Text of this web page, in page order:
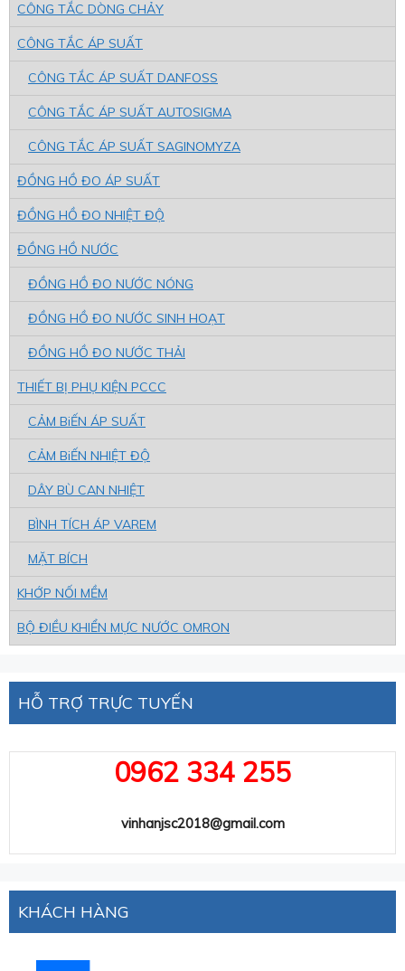
CÔNG TẮC DÒNG CHẢY
CÔNG TẮC ÁP SUẤT
CÔNG TẮC ÁP SUẤT DANFOSS
CÔNG TẮC ÁP SUẤT AUTOSIGMA
CÔNG TẮC ÁP SUẤT SAGINOMYZA
ĐỒNG HỒ ĐO ÁP SUẤT
ĐỒNG HỒ ĐO NHIỆT ĐỘ
ĐỒNG HỒ NƯỚC
ĐỒNG HỒ ĐO NƯỚC NÓNG
ĐỒNG HỒ ĐO NƯỚC SINH HOẠT
ĐỒNG HỒ ĐO NƯỚC THẢI
THIẾT BỊ PHỤ KIỆN PCCC
CẢM BiẾN ÁP SUẤT
CẢM BiẾN NHIỆT ĐỘ
DÂY BÙ CAN NHIỆT
BÌNH TÍCH ÁP VAREM
MẶT BÍCH
KHỚP NỐI MỀM
BỘ ĐIỀU KHIỂN MỰC NƯỚC OMRON
HỖ TRỢ TRỰC TUYẾN
0962 334 255
vinhanjsc2018@gmail.com
KHÁCH HÀNG